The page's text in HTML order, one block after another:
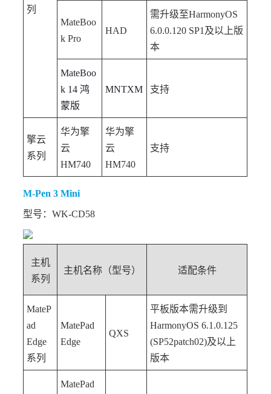
列
MateBoo
k Pro
HAD
需升级至HarmonyOS
6.0.0.120 SP1及以上版
本
MateBoo
k 14 鸿
蒙版
MNTXM 支持
擎云
系列
华为擎
云
HM740
华为擎
云
HM740
支持
M-Pen 3 Mini
型号：WK-CD58
主机
系列
主机名称（型号） 适配条件
MateP
ad
Edge
系列
MatePad
Edge
QXS
平板版本需升级到
HarmonyOS 6.1.0.125
(SP52patch02)及以上
版本
MatePad